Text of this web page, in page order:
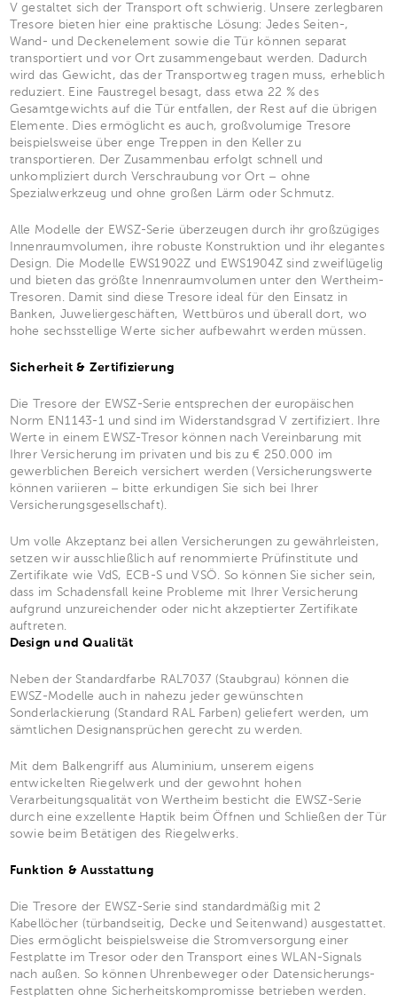
V gestaltet sich der Transport oft schwierig. Unsere zerlegbaren
Tresore bieten hier eine praktische Lösung: Jedes Seiten-,
Wand- und Deckenelement sowie die Tür können separat
transportiert und vor Ort zusammengebaut werden. Dadurch
wird das Gewicht, das der Transportweg tragen muss, erheblich
reduziert. Eine Faustregel besagt, dass etwa 22 % des
Gesamtgewichts auf die Tür entfallen, der Rest auf die übrigen
Elemente. Dies ermöglicht es auch, großvolumige Tresore
beispielsweise über enge Treppen in den Keller zu
transportieren. Der Zusammenbau erfolgt schnell und
unkompliziert durch Verschraubung vor Ort – ohne
Spezialwerkzeug und ohne großen Lärm oder Schmutz.
Alle Modelle der EWSZ-Serie überzeugen durch ihr großzügiges
Innenraumvolumen, ihre robuste Konstruktion und ihr elegantes
Design. Die Modelle EWS1902Z und EWS1904Z sind zweiflügelig
und bieten das größte Innenraumvolumen unter den Wertheim-
Tresoren. Damit sind diese Tresore ideal für den Einsatz in
Banken, Juweliergeschäften, Wettbüros und überall dort, wo
hohe sechsstellige Werte sicher aufbewahrt werden müssen.
Sicherheit & Zertifizierung
Die Tresore der EWSZ-Serie entsprechen der europäischen
Norm EN1143-1 und sind im Widerstandsgrad V zertifiziert. Ihre
Werte in einem EWSZ-Tresor können nach Vereinbarung mit
Ihrer Versicherung im privaten und bis zu € 250.000 im
gewerblichen Bereich versichert werden (Versicherungswerte
können variieren – bitte erkundigen Sie sich bei Ihrer
Versicherungsgesellschaft).
Um volle Akzeptanz bei allen Versicherungen zu gewährleisten,
setzen wir ausschließlich auf renommierte Prüfinstitute und
Zertifikate wie VdS, ECB-S und VSÖ. So können Sie sicher sein,
dass im Schadensfall keine Probleme mit Ihrer Versicherung
aufgrund unzureichender oder nicht akzeptierter Zertifikate
auftreten.
Design und Qualität
Neben der Standardfarbe RAL7037 (Staubgrau) können die
EWSZ-Modelle auch in nahezu jeder gewünschten
Sonderlackierung (Standard RAL Farben) geliefert werden, um
sämtlichen Designansprüchen gerecht zu werden.
Mit dem Balkengriff aus Aluminium, unserem eigens
entwickelten Riegelwerk und der gewohnt hohen
Verarbeitungsqualität von Wertheim besticht die EWSZ-Serie
durch eine exzellente Haptik beim Öffnen und Schließen der Tür
sowie beim Betätigen des Riegelwerks.
Funktion & Ausstattung
Die Tresore der EWSZ-Serie sind standardmäßig mit 2
Kabellöcher (türbandseitig, Decke und Seitenwand) ausgestattet.
Dies ermöglicht beispielsweise die Stromversorgung einer
Festplatte im Tresor oder den Transport eines WLAN-Signals
nach außen. So können Uhrenbeweger oder Datensicherungs-
Festplatten ohne Sicherheitskompromisse betrieben werden.